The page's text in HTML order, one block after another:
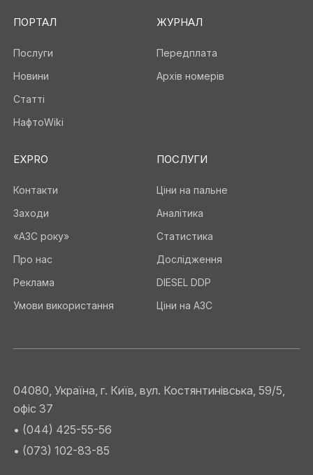
ПОРТАЛ
Послуги
Новини
Статті
НафтоWiki
ЖУРНАЛ
Передплата
Архів номерів
EXPRO
Контакти
Заходи
«АЗС року»
Про нас
Реклама
Умови використання
ПОСЛУГИ
Ціни на пальне
Аналітика
Статистика
Дослідження
DIESEL DDP
Ціни на АЗС
04080, Україна, г. Київ, вул. Костянтинівська, 59/5,
офіс 37
• (044) 425-55-56
• (073) 102-83-85